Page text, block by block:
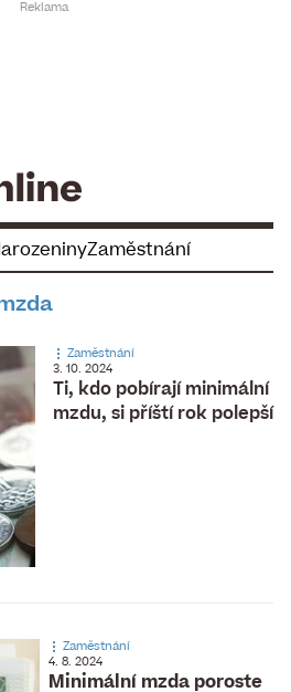
Zaměstnání
Ti, kdo pobírají minimální
mzdu, si příští rok polepší
Zaměstnání
3. 10. 2024
Minimální mzda poroste
Zaměstnání
4. 8. 2024